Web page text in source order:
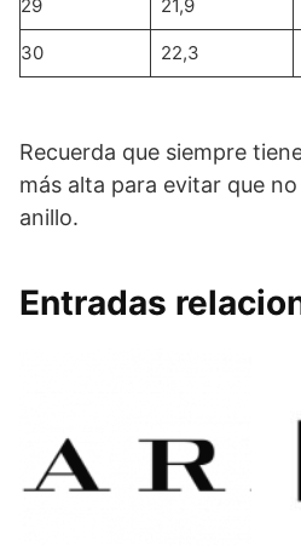
29 21,9
30 22,3
Recuerda que siempre
más alta para evitar que
anillo.
Entradas